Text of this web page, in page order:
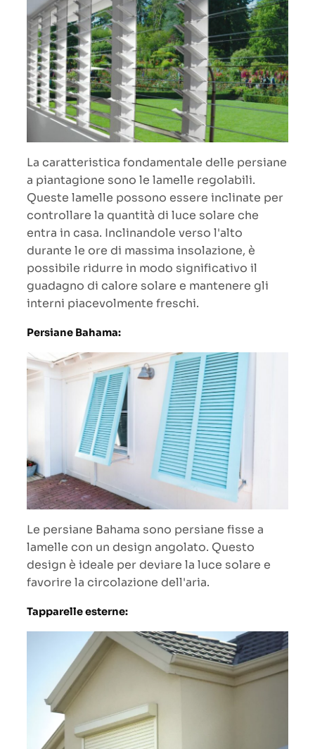
La caratteristica fondamentale delle persiane
a piantagione sono le lamelle regolabili.
Queste lamelle possono essere inclinate per
controllare la quantità di luce solare che
entra in casa. Inclinandole verso l'alto
durante le ore di massima insolazione, è
possibile ridurre in modo significativo il
guadagno di calore solare e mantenere gli
interni piacevolmente freschi.
Persiane Bahama:
Le persiane Bahama sono persiane fisse a
lamelle con un design angolato. Questo
design è ideale per deviare la luce solare e
favorire la circolazione dell'aria.
Tapparelle esterne: